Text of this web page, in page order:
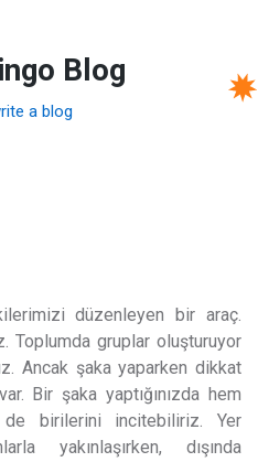
Blog
a blog
düzenleyen bir araç.
Toplumda gruplar oluşturuyor
Ancak şaka yaparken dikkat
Bir şaka yaptığınızda hem
birilerini incitebiliriz. Yer
yakınlaşırken, dışında